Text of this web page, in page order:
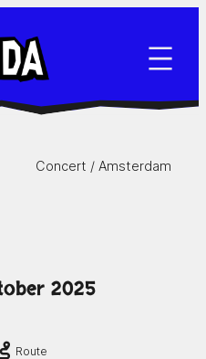
Concert / Amsterdam
2025
Route